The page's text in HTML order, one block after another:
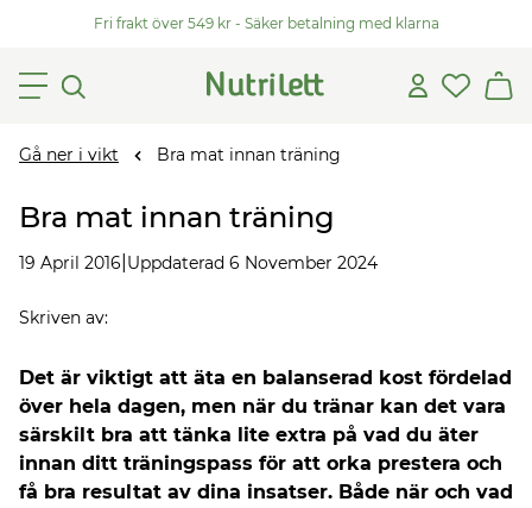
Fri frakt över 549 kr - Säker betalning med klarna
Gå ner i vikt Bra mat innan träning
Bra mat innan träning
19 April 2016 Uppdaterad 6 November 2024
Skriven av:
Det är viktigt att äta en balanserad kost fördelad
över hela dagen, men när du tränar kan det vara
särskilt bra att tänka lite extra på vad du äter
innan ditt träningspass för att orka prestera och
få bra resultat av dina insatser. Både när och vad